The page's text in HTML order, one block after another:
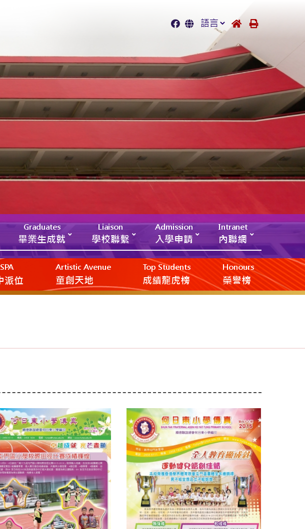
Graduates
畢業生成就
Liaison
學校聯繫
Admission
入學申請
Intranet
內聯網
派位
Artistic Avenue
‎‎‏‎ㅤ童創天地
Top Students
成績龍虎榜
Honours
榮譽榜